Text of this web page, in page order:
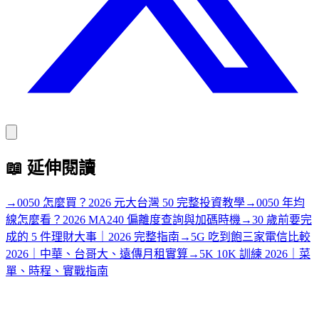
📖 延伸閱讀
→0050 怎麼買？2026 元大台灣 50 完整投資教學→0050 年均
線怎麼看？2026 MA240 偏離度查詢與加碼時機 →30 歲前要完
成的 5 件理財大事｜2026 完整指南 → 5G 吃到飽三家電信比較
2026｜中華、台哥大、遠傳月租實算→ 5K 10K 訓練 2026｜菜
單、時程、實戰指南